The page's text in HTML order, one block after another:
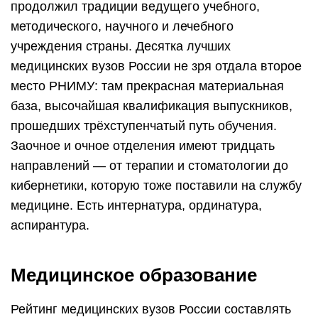
продолжил традиции ведущего учебного,
методического, научного и лечебного
учреждения страны. Десятка лучших
медицинских вузов России не зря отдала второе
место РНИМУ: там прекрасная материальная
база, высочайшая квалификация выпускников,
прошедших трёхступенчатый путь обучения.
Заочное и очное отделения имеют тридцать
направлений — от терапии и стоматологии до
кибернетики, которую тоже поставили на службу
медицине. Есть интернатура, ординатура,
аспирантура.
Медицинское образование
Рейтинг медицинских вузов России составлять